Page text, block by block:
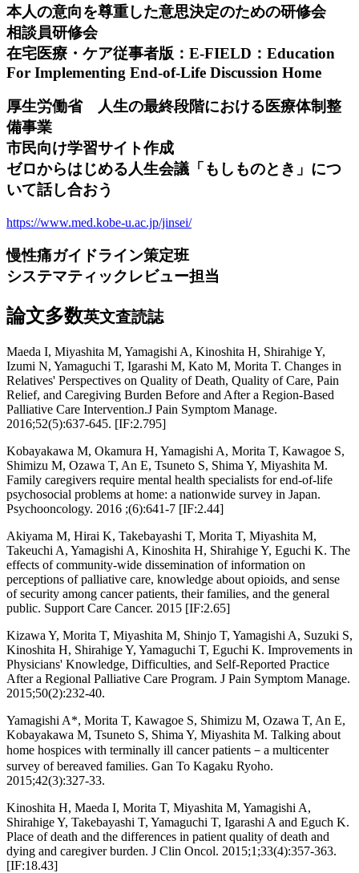
本人の意向を尊重した意思決定のための研修会
相談員研修会
在宅医療・ケア従事者版：E-FIELD：Education
For Implementing End-of-Life Discussion Home
厚生労働省 人生の最終段階における医療体制整
備事業
市民向け学習サイト作成
ゼロからはじめる人生会議「もしものとき」につ
いて話し合おう
https://www.med.kobe-u.ac.jp/jinsei/
慢性痛ガイドライン策定班
システマティックレビュー担当
論文多数英文査読誌
Maeda I, Miyashita M, Yamagishi A, Kinoshita H, Shirahige Y,
Izumi N, Yamaguchi T, Igarashi M, Kato M, Morita T. Changes in
Relatives' Perspectives on Quality of Death, Quality of Care, Pain
Relief, and Caregiving Burden Before and After a Region-Based
Palliative Care Intervention.J Pain Symptom Manage.
2016;52(5):637-645. [IF:2.795]
Kobayakawa M, Okamura H, Yamagishi A, Morita T, Kawagoe S,
Shimizu M, Ozawa T, An E, Tsuneto S, Shima Y, Miyashita M.
Family caregivers require mental health specialists for end-of-life
psychosocial problems at home: a nationwide survey in Japan.
Psychooncology. 2016 ;(6):641-7 [IF:2.44]
Akiyama M, Hirai K, Takebayashi T, Morita T, Miyashita M,
Takeuchi A, Yamagishi A, Kinoshita H, Shirahige Y, Eguchi K. The
effects of community-wide dissemination of information on
perceptions of palliative care, knowledge about opioids, and sense
of security among cancer patients, their families, and the general
public. Support Care Cancer. 2015 [IF:2.65]
Kizawa Y, Morita T, Miyashita M, Shinjo T, Yamagishi A, Suzuki S,
Kinoshita H, Shirahige Y, Yamaguchi T, Eguchi K. Improvements in
Physicians' Knowledge, Difficulties, and Self-Reported Practice
After a Regional Palliative Care Program. J Pain Symptom Manage.
2015;50(2):232-40.
Yamagishi A*, Morita T, Kawagoe S, Shimizu M, Ozawa T, An E,
Kobayakawa M, Tsuneto S, Shima Y, Miyashita M. Talking about
home hospices with terminally ill cancer patients－a multicenter
survey of bereaved families. Gan To Kagaku Ryoho.
2015;42(3):327-33.
Kinoshita H, Maeda I, Morita T, Miyashita M, Yamagishi A,
Shirahige Y, Takebayashi T, Yamaguchi T, Igarashi A and Eguch K.
Place of death and the differences in patient quality of death and
dying and caregiver burden. J Clin Oncol. 2015;1;33(4):357-363.
[IF:18.43]